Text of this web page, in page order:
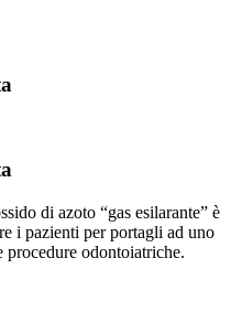
di azoto “gas esilarante” è
i pazienti per portagli ad uno
procedure odontoiatriche.